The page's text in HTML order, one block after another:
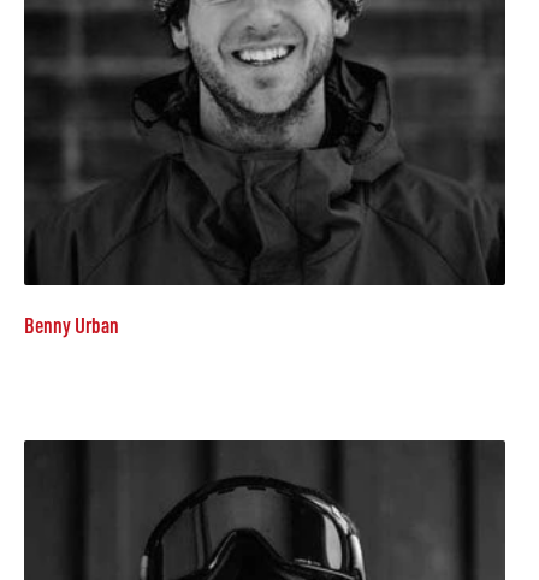
Benny Urban